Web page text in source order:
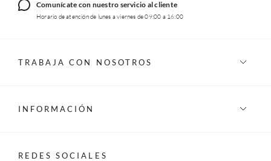
Comunícate con nuestro servicio al cliente
Horario de atención de lunes a viernes de 09:00 a 16:00
TRABAJA CON NOSOTROS
INFORMACIÓN
REDES SOCIALES